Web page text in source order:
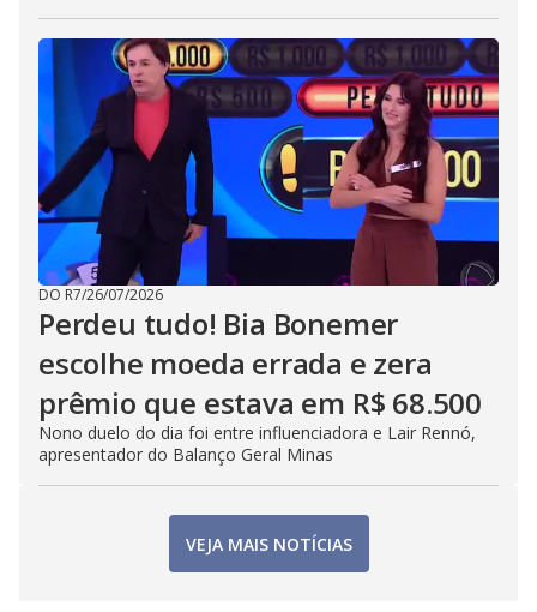
DO R7/26/07/2026
Perdeu tudo! Bia Bonemer
escolhe moeda errada e zera
prêmio que estava em R$ 68.500
Nono duelo do dia foi entre influenciadora e Lair Rennó,
apresentador do Balanço Geral Minas
VEJA MAIS NOTÍCIAS